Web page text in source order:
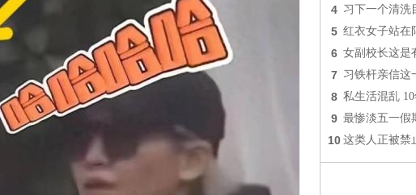
4 习下一个清洗
5 红衣女子站在
6 女副校长这是
7 习铁杆亲信这
8 私生活混乱
9 最惨淡五一假
10 这类人正被禁